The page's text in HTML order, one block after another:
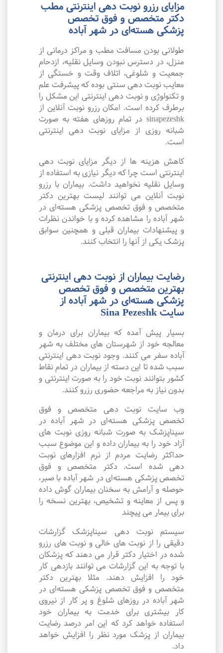
مزایای رزرو نوبت دهی اینترنتی مطب
دکتر متخصص و فوق تخصص
پزشکی هسته‌ای در شهر آباده
طولانی بودن مسافت مطب و مراکز درمانی از
منزل، در دسترس نبودن وسایل نقلیه، ازدحام
جمعیت و شلوغی، اتلاف وقت و خستگی از
معایب نوبت دهی سنتی بوده که پیشرفت علم
و تکنولوژی و نوبت دهی اینترنتی این مشکل را
برطرف کرده است. امکان رزرو نوبت آنلاین از
sinapezeshk در تمام روزهای هفته به صورت
شبانه روزی از مزایای نوبت دهی اینترنتی
است.
کاهش هزینه ها از دیگر مزایای نوبت دهی
اینترنتی است چرا که دیگر نیازی به استفاده از
وسایل نقلیه نخواهید داشت. بیماران با رزرو
نوبت آنلاین می توانند لیست بهترین دکتر
متخصص و فوق تخصص پزشکی هسته‌ای در
شهر آباده را مشاهده کرده و با خواندن نظرات
و پیشنهادات بیماران قبلی و همچنین سوابق
پزشک یکی از آنها را انتخاب کنند.
رضایت بیماران از نوبت دهی اینترنتی
بهترین متخصص و فوق تخصص
پزشکی هسته‌ای در شهر آباده از
سایت Sina Pezeshk
بسیار پیش آمده که بیماران برای درمان و
معالجه خود از شهرستان های مختلف به شهر
آباده سفر می کنند. وجود نوبت دهی اینترنتی
سبب شده تا این دسته از بیماران در تمام نقاط
کشور بتوانند نوبت خود را به صورت اینترنتی و
بدون نیاز به مراجعه حضوری رزرو کنند.
وب سایت نوبت دهی متخصص و فوق
تخصص پزشکی هسته‌ای در شهر آباده در
سیناپزشک به صورت شبانه روزی نوبت های
آزاد خود را به بیماران داده و این موضوع سبب
حداکثر رضایت مردم از نرم افزارهای نوبت
دهی شده است. دکتر متخصص و فوق
تخصص پزشکی هسته‌ای در شهر آباده با صبر،
حوصله و آرامش به سخنان بیماران گوش داده
و پس از معاینه و تشخیص، بهترین نسخه را
برای بیمار می پیچند
سیستم نوبت دهی سیناپزشک گزارشات
دقیقی را از نوبت های خالی و نوبت های رزرو
شده در اختیار دکتر قرار می دهند که پزشکان
با توجه به این گزارشات می توانند بازدهی کار
خود را افزایش دهند. مثلا بهترین دکتر
متخصص و فوق تخصص پزشکی هسته‌ای در
شهر آباده در روزهای شلوغ و پر کار از نیروی
کار بیشتری برای خدمت به بیماران خود
استفاده خواهد کرد که این امر درصد رضایت
بیماران از پزشک مورد نظر را افزایش خواهد
داد.